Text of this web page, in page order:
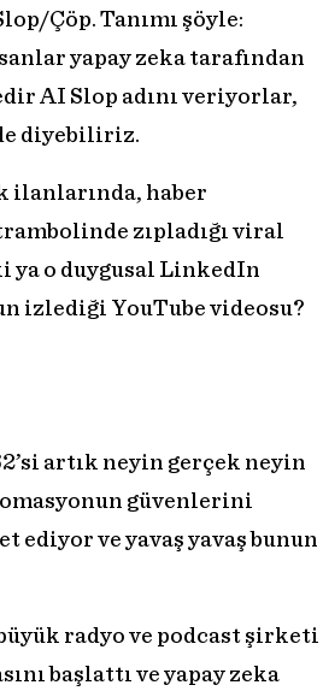
Çöp. Tanımı şöyle:
yapay zeka tarafından
AI Slop adını veriyorlar,
diyebiliriz.
ilanlarında, haber
zıpladığı viral
ya o duygusal LinkedIn
izlediği YouTube videosu?
artık neyin gerçek neyin
güvenlerini
ve yavaş yavaş bunun
radyo ve podcast şirketi
başlattı ve yapay zeka